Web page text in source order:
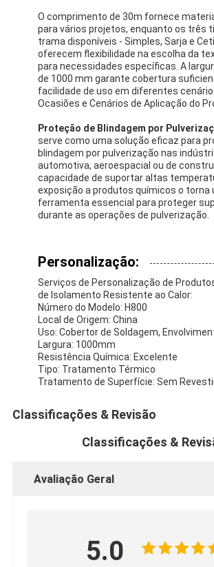
Papel Kraft Folhado
Pano da fibra de vidro da folha de
Fita do Scrim da folha
Fita adesiva de pano
Fita adesiva tomada partido dobro
Fita adesiva do ANIMAL DE ESTIMAÇÃO
Carcaça de investimento da precisão
O comprimento de 30m fornece
para vários projetos, enquanto os três
trama disponíveis - Simples, Sarja e
oferecem flexibilidade na escolha da
para necessidades específicas. A
de 1000 mm garante cobertura
facilidade de uso em diferentes
Ocasiões e Cenários de Aplicação do
Proteção de Blindagem por
serve como uma solução eficaz para
blindagem por pulverização nas
automotiva, aeroespacial ou de
capacidade de suportar altas
exposição a produtos químicos o torna
ferramenta essencial para proteger
durante as operações de pulverização.
Personalização:
Serviços de Personalização de
de Isolamento Resistente ao Calor:
Número do Modelo: H800
Local de Origem: China
Uso: Cobertor de Soldagem,
Largura: 1000mm
Resistência Química: Excelente
Tipo: Tratamento Térmico
Tratamento de Superfície: Sem
Classificações & Revisão
Classificações &
Avaliação Geral
5.0